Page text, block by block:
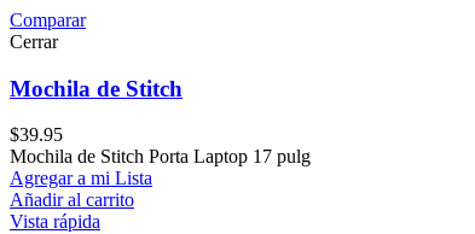
Comparar
Cerrar
Mochila de Stitch
$39.95
Mochila de Stitch Porta Laptop 17 pulg
Agregar a mi Lista
Añadir al carrito
Vista rápida